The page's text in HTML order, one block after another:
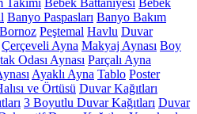
Bebek Battaniyesi Bebek
Banyo Paspasları Banyo Bakım
Bornoz Peştemal Havlu Duvar
Çerçeveli Ayna Makyaj Aynası Boy
Odası Aynası Parçalı Ayna
Ayaklı Ayna Tablo Poster
ve Örtüsü Duvar Kağıtları
3 Boyutlu Duvar Kağıtları Duvar